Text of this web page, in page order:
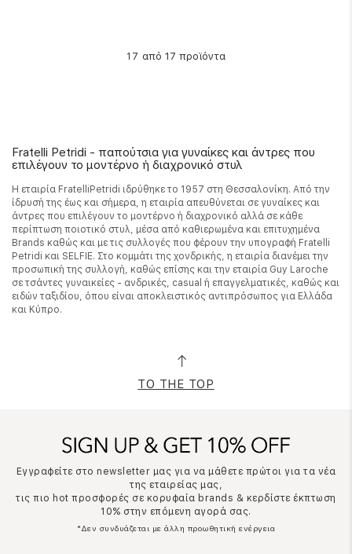
17 από 17 προϊόντα
Fratelli Petridi - παπούτσια για γυναίκες και άντρες που
επιλέγουν το μοντέρνο ή διαχρονικό στυλ
Η εταιρία FratelliPetridi ιδρύθηκε το 1957 στη Θεσσαλονίκη. Από την
ίδρυσή της έως και σήμερα, η εταιρία απευθύνεται σε γυναίκες και
άντρες που επιλέγουν το μοντέρνο ή διαχρονικό αλλά σε κάθε
περίπτωση ποιοτικό στυλ, μέσα από καθιερωμένα και επιτυχημένα
Brands καθώς και με τις συλλογές που φέρουν την υπογραφή Fratelli
Petridi και SELFIE. Στο κομμάτι της χονδρικής, η εταιρία διανέμει την
προσωπική της συλλογή, καθώς επίσης και την εταιρία Guy Laroche
σε τσάντες γυναικείες - ανδρικές, casual ή επαγγελματικές, καθώς και
ειδών ταξιδίου, όπου είναι αποκλειστικός αντιπρόσωπος για Ελλάδα
και Κύπρο.
TO THE TOP
Εγγραφείτε στο newsletter μας για να μάθετε πρώτοι για τα νέα
της εταιρείας μας,
τις πιο hot προσφορές σε κορυφαία brands & κερδίστε έκπτωση
10% στην επόμενη αγορά σας.
*Δεν συνδυάζεται με άλλη προωθητική ενέργεια